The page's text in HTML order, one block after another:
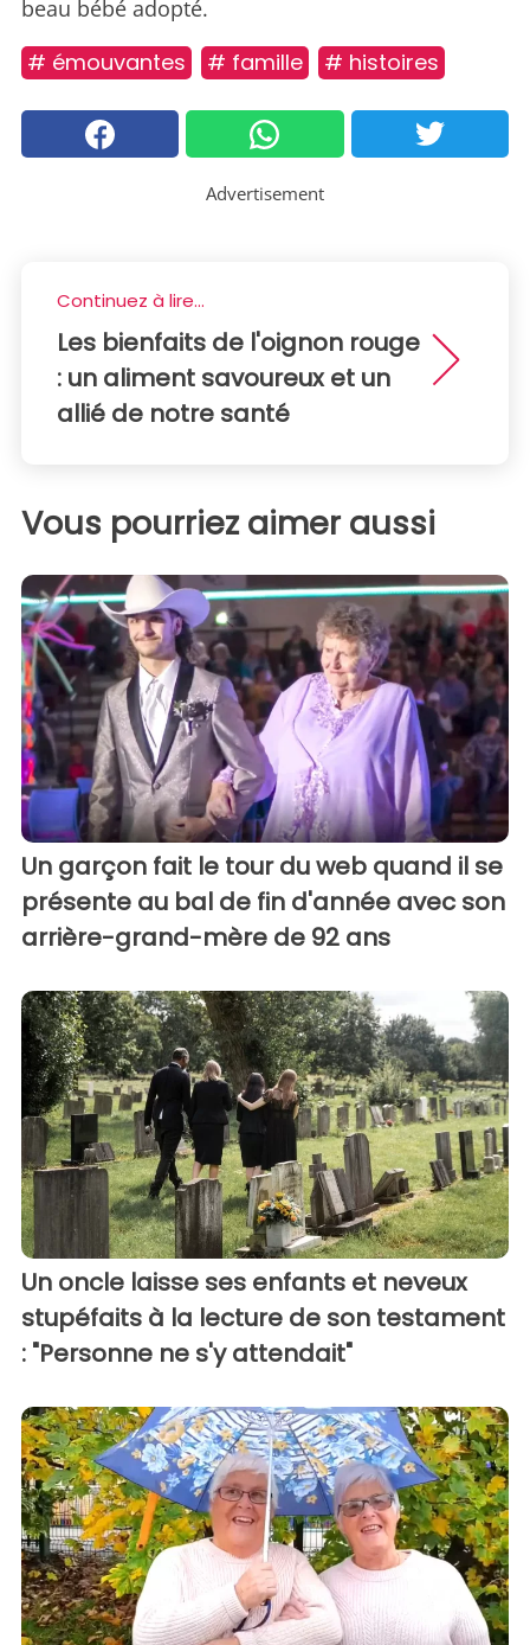
beau bébé adopté.
# émouvantes # famille # histoires
Advertisement
Continuez à lire...
Les bienfaits de l'oignon rouge
: un aliment savoureux et un
allié de notre santé
Vous pourriez aimer aussi
Un garçon fait le tour du web quand il se
présente au bal de fin d'année avec son
arrière-grand-mère de 92 ans
Un oncle laisse ses enfants et neveux
stupéfaits à la lecture de son testament
: "Personne ne s'y attendait"